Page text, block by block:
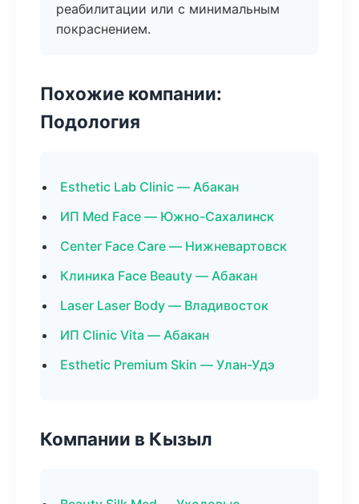
реабилитации или с минимальным
покраснением.
Похожие компании:
Подология
Esthetic Lab Clinic — Абакан
ИП Med Face — Южно-Сахалинск
Center Face Care — Нижневартовск
Клиника Face Beauty — Абакан
Laser Laser Body — Владивосток
ИП Clinic Vita — Абакан
Esthetic Premium Skin — Улан-Удэ
Компании в Кызыл